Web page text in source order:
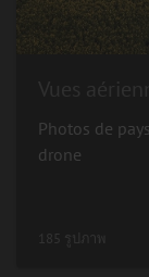
Photos de
drone
185 รูปภาพ